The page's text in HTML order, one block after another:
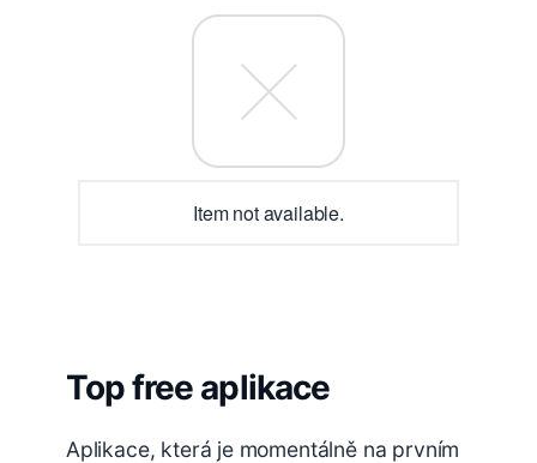
Item not available.
Top free aplikace
Aplikace, která je momentálně na prvním